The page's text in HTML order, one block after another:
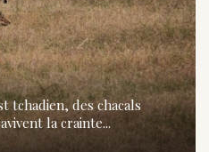
tchadien, des chacals
la crainte...